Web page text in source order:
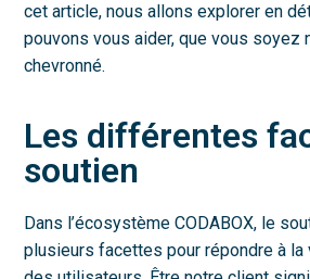
cet article, nous allons explorer en
pouvons vous aider, que vous soyez
chevronné.
Les différentes
soutien
Dans l’écosystème CODABOX, le
plusieurs facettes pour répondre à